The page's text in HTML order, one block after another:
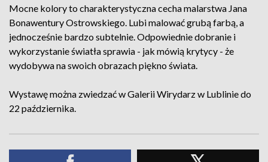
Mocne kolory to charakterystyczna cecha malarstwa Jana
Bonawentury Ostrowskiego. Lubi malować grubą farbą, a
jednocześnie bardzo subtelnie. Odpowiednie dobranie i
wykorzystanie światła sprawia - jak mówią krytycy - że
wydobywa na swoich obrazach piękno świata.
Wystawę można zwiedzać w Galerii Wirydarz w Lublinie do
22 października.